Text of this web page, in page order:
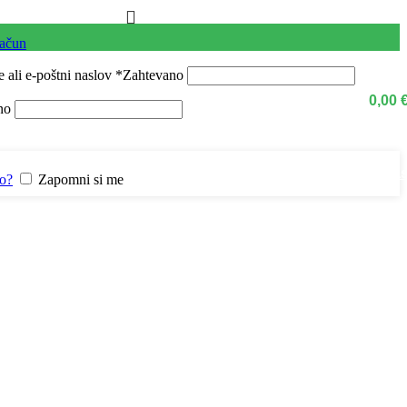
ali e-poštni naslov *Zahtevano
Zapomni si me
0,00